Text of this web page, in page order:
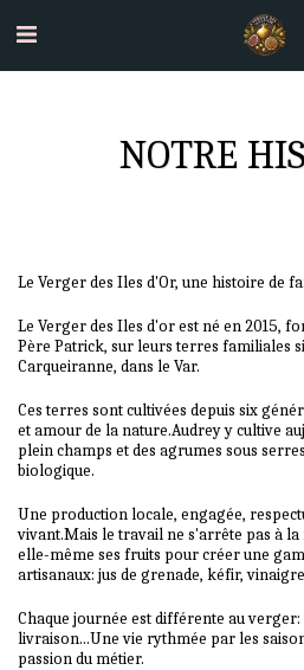
NOTRE
Le Verger des Iles d'Or, une histoire de
Le Verger des Iles d'or est né en 2015,
Père Patrick, sur leurs terres familiales
Carqueiranne, dans le Var.
Ces terres sont cultivées depuis six
et amour de la nature.Audrey y cultive
plein champs et des agrumes sous
biologique.
Une production locale, engagée,
vivant.Mais le travail ne s'arrête pas à
elle-même ses fruits pour créer une
artisanaux: jus de grenade, kéfir,
Chaque journée est différente au
livraison...Une vie rythmée par les
passion du métier.